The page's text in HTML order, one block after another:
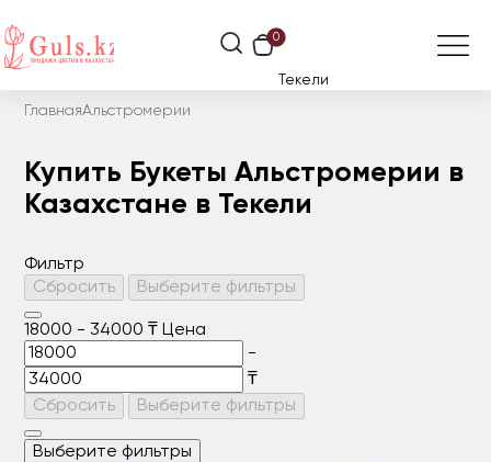
0
Текели
ГлавнаяАльстромерии
Купить Букеты Альстромерии в
Казахстане в Текели
Фильтр
Сбросить
Выберите фильтры
18000 - 34000 ₸ Цена
-
₸
Сбросить
Выберите фильтры
Выберите фильтры